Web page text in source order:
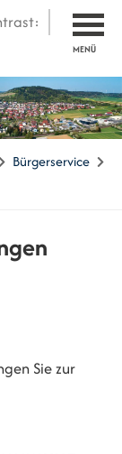
MENÜ
Bürgerservice
Sie zur